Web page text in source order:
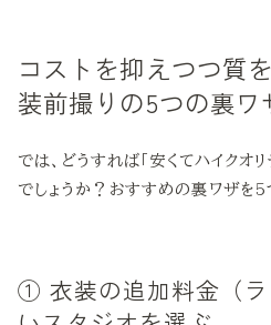
コストを抑えつつ質
装前撮りの5つの裏ワ
では、どうすれば「安くてハイクオ
でしょうか？おすすめの裏ワザを5
① 衣装の追加料金（